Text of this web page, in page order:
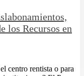
los Recursos en
centro rentista o para